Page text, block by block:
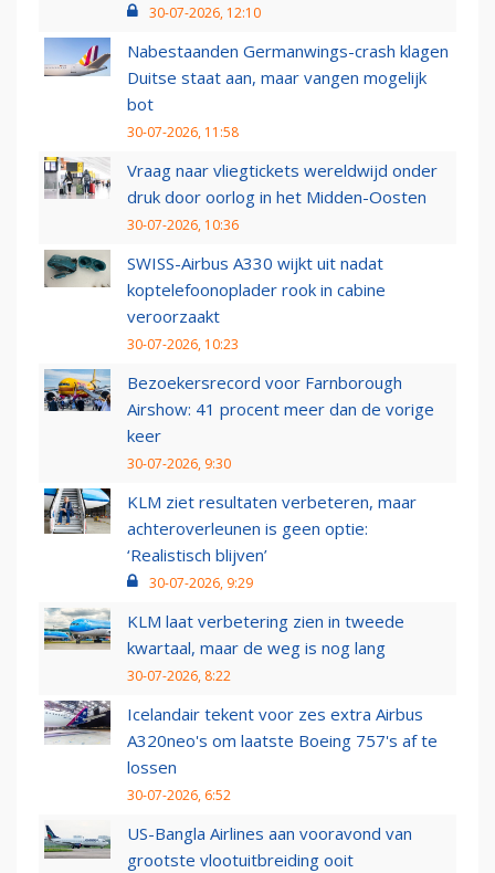
30-07-2026, 12:10
Nabestaanden Germanwings-crash klagen
Duitse staat aan, maar vangen mogelijk
bot
30-07-2026, 11:58
Vraag naar vliegtickets wereldwijd onder
druk door oorlog in het Midden-Oosten
30-07-2026, 10:36
SWISS-Airbus A330 wijkt uit nadat
koptelefoonoplader rook in cabine
veroorzaakt
30-07-2026, 10:23
Bezoekersrecord voor Farnborough
Airshow: 41 procent meer dan de vorige
keer
30-07-2026, 9:30
KLM ziet resultaten verbeteren, maar
achteroverleunen is geen optie:
‘Realistisch blijven’
30-07-2026, 9:29
KLM laat verbetering zien in tweede
kwartaal, maar de weg is nog lang
30-07-2026, 8:22
Icelandair tekent voor zes extra Airbus
A320neo's om laatste Boeing 757's af te
lossen
30-07-2026, 6:52
US-Bangla Airlines aan vooravond van
grootste vlootuitbreiding ooit